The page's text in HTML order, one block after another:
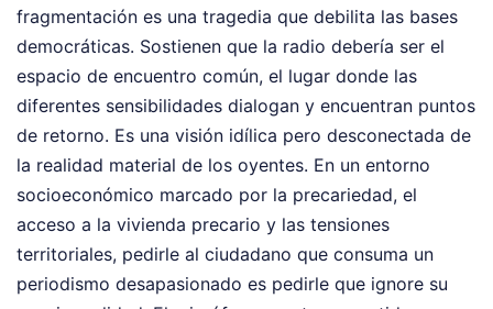
fragmentación es una tragedia que debilita las bases
democráticas. Sostienen que la radio debería ser el
espacio de encuentro común, el lugar donde las
diferentes sensibilidades dialogan y encuentran puntos
de retorno. Es una visión idílica pero desconectada de
la realidad material de los oyentes. En un entorno
socioeconómico marcado por la precariedad, el
acceso a la vivienda precario y las tensiones
territoriales, pedirle al ciudadano que consuma un
periodismo desapasionado es pedirle que ignore su